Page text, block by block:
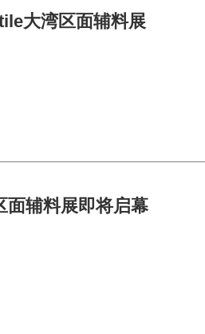
大湾区面辅料展
面辅料展即将启幕